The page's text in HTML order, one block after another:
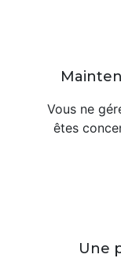
Vous ne
êtes
Une